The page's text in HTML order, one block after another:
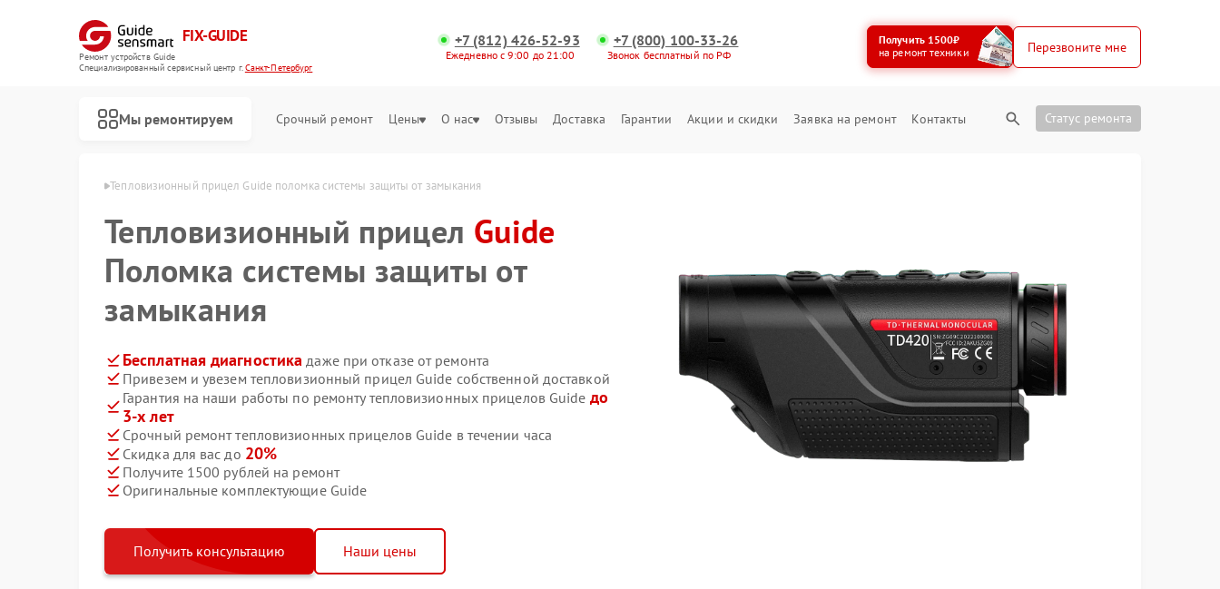
FIX-GUIDE
Ремонт устройств Guide
Специализированный cервисный центр г.Санкт-Петербург
+7 (812) 426-52-93
Ежедневно с 9:00 до 21:00
+7 (800) 100-33-26
Звонок бесплатный по РФ
Получить 1500₽
на ремонт техники
Перезвоните мне
Мы ремонтируем Срочный ремонт Цены О нас Отзывы Доставка Гарантии Акции и скидки Заявка на ремонт Контакты Статус ремонта
Санкт-Петербурге Тепловизионный прицел Guide поломка системы защиты от замыкания
Тепловизионный прицел Guide
Поломка системы защиты от
замыкания
Бесплатная диагностика даже при отказе от ремонта
Привезем и увезем тепловизионный прицел Guide собственной доставкой
Гарантия на наши работы по ремонту тепловизионных прицелов Guide до
3-х лет
Срочный ремонт тепловизионных прицелов Guide в течении часа
Скидка для вас до 20%
Получите 1500 рублей на ремонт
Оригинальные комплектующие Guide
Получить консультацию Наши цены